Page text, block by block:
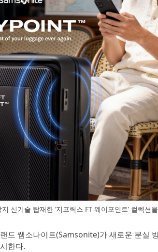
신기술 탑재한 ‘지프릭스 FT 웨이포인트’ 컬렉션
드 쌤소나이트(Samsonite)가 새로운 분실
한다.